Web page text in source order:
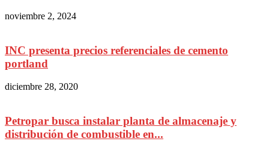
noviembre 2, 2024
INC presenta precios referenciales de cemento
portland
diciembre 28, 2020
Petropar busca instalar planta de almacenaje y
distribución de combustible en...